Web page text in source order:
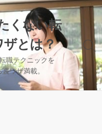
くない転
とは？
職テクニックを
ワザ満載。
検
索
切
り